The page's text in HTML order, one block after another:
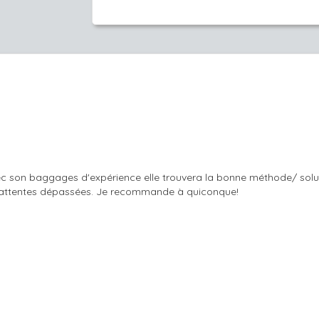
son baggages d'expérience elle trouvera la bonne méthode/
dépassées. Je recommande à quiconque!